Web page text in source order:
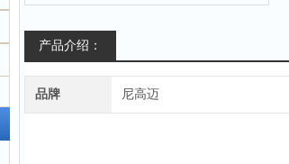
产品介绍：
品牌 尼高迈